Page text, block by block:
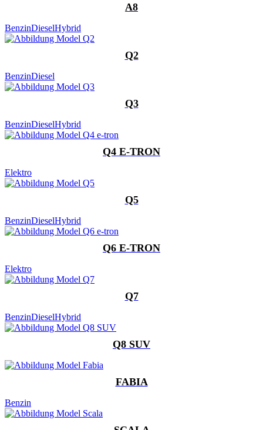
A8
BenzinDieselHybrid
Q2
BenzinDiesel
Q3
BenzinDieselHybrid
Q4 E-TRON
Elektro
Q5
BenzinDieselHybrid
Q6 E-TRON
Elektro
Q7
BenzinDieselHybrid
Q8 SUV
FABIA
Benzin